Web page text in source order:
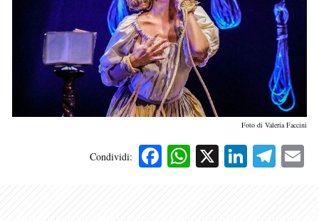
Foto di Valeria Faccini
Condividi: Facebook
WhatsApp
X